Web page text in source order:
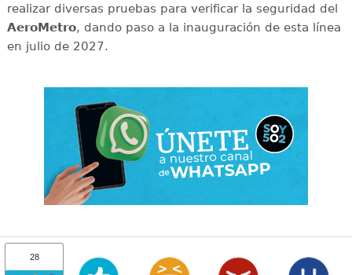
realizar diversas pruebas para verificar la seguridad del
AeroMetro, dando paso a la inauguración de esta línea
en julio de 2027.
28